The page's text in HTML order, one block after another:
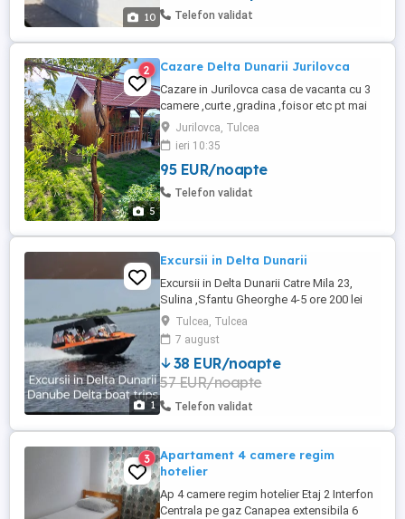
10
Localitatea Sarinasuf este prima poarta
Telefon validat
5
2 Cazare Delta Dunarii Jurilovca
Cazare in Jurilovca casa de vacanta cu 3
camere ,curte ,gradina ,foisor etc pt mai
multe detalii contact whats up sau sms
Casa se inchiriaza integral
Jurilovca, Tulcea
ieri 10:35
95 EUR/noapte
Telefon validat
1
Excursii in Delta Dunarii
Excursii in Delta Dunarii Catre Mila 23,
Sulina ,Sfantu Gheorghe 4-5 ore 200 lei
persoana 8-9 ore 300 lei persoana Copii
sub 10 ani discount 50% Excursii private
Conducatorul ambarcatiunii va fi si ghid
,vorbitor de Engleza ,franceze ,spaniola
Tulcea, Tulcea
7 august
38 EUR/noapte
57 EUR/noapte
Telefon validat
3
Apartament 4 camere regim
hotelier
Ap 4 camere regim hotelier Etaj 2 Interfon
Centrala pe gaz Canapea extensibila 6